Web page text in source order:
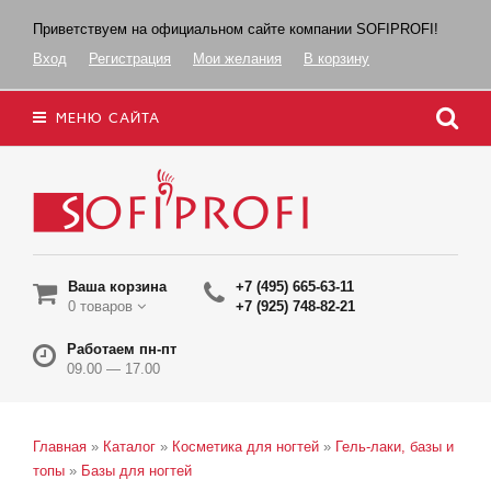
Приветствуем на официальном сайте компании SOFIPROFI!
Вход
Регистрация Мои желания В корзину
МЕНЮ САЙТА
Ваша корзина
0 товаров
+7 (495) 665-63-11
+7 (925) 748-82-21
Работаем пн-пт
09.00 — 17.00
Главная » Каталог » Косметика для ногтей » Гель-лаки, базы и
топы » Базы для ногтей